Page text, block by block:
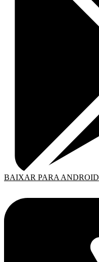
BAIXAR PARA ANDROID